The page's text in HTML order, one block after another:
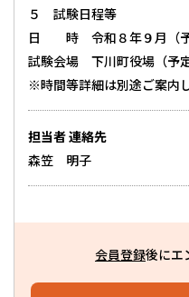
５ 試験日程等
日 時 令和８年９月（予
試験会場 下川町役場（予定
※時間等詳細は別途ご案内し
担当者 連絡先
森笠 明子
会員登録後にエ